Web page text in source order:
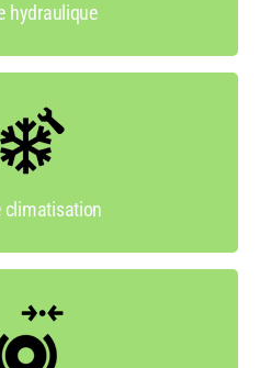
hydraulique
climatisation
climatisation
sur les climatisations à
freins
avec fosse de